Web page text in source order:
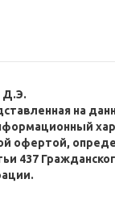
Д.Э.
на
офертой,
437